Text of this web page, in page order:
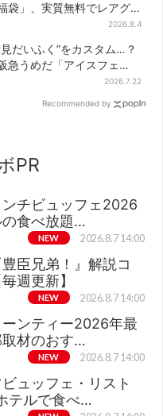
袋」、実質無料でレアグ
2026.8.4
見だいふく”をカスタム…？
急うめだ「アイスフェ
2026.7.22
Recommended by
PR
チビュッフェ2026
食べ放題…
NEW 2026.8.7 14:00
臣兄弟！』解説コ
週更新】
NEW 2026.8.7 14:00
ンティー2026年最
材のおす…
NEW 2026.8.7 14:00
ュッフェ・リスト
テルで食べ…